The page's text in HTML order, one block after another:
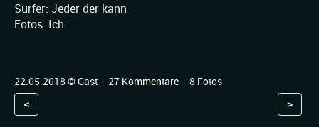
Surfer: Jeder der kann
Fotos: Ich
22.05.2018 © Gast | 27 Kommentare | 8 Fotos
< >